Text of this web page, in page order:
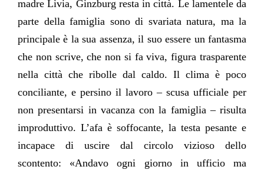
madre Livia, Ginzburg resta in città. Le lamentele da
parte della famiglia sono di svariata natura, ma la
principale è la sua assenza, il suo essere un fantasma
che non scrive, che non si fa viva, figura trasparente
nella città che ribolle dal caldo. Il clima è poco
conciliante, e persino il lavoro – scusa ufficiale per
non presentarsi in vacanza con la famiglia – risulta
improduttivo. L’afa è soffocante, la testa pesante e
incapace di uscire dal circolo vizioso dello
scontento: «Andavo ogni giorno in ufficio ma